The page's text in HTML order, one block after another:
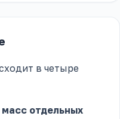
в четыре
отдельных